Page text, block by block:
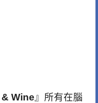
Wine 』所有在腦